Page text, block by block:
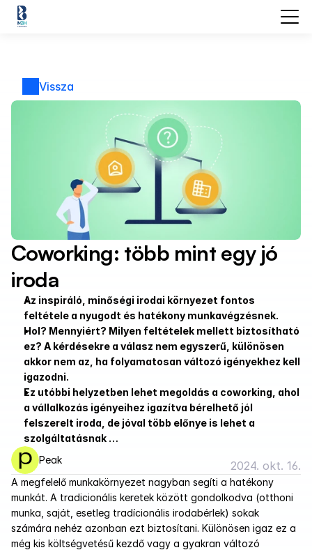
Vissza
Coworking: több mint egy jó
iroda
Az inspiráló, minőségi irodai környezet fontos
feltétele a nyugodt és hatékony munkavégzésnek.
Hol? Mennyiért? Milyen feltételek mellett biztosítható
ez? A kérdésekre a válasz nem egyszerű, különösen
akkor nem az, ha folyamatosan változó igényekhez kell
igazodni.
Ez utóbbi helyzetben lehet megoldás a coworking, ahol
a vállalkozás igényeihez igazítva bérelhető jól
felszerelt iroda, de jóval több előnye is lehet a
szolgáltatásnak …
Peak
2024. okt. 16.
A megfelelő munkakörnyezet nagyban segíti a hatékony
munkát. A tradicionális keretek között gondolkodva (otthoni
munka, saját, esetleg tradícionális irodabérlek) sokak
számára nehéz azonban ezt biztosítani. Különösen igaz ez a
még kis költségvetésű kezdő vagy a gyakran változó